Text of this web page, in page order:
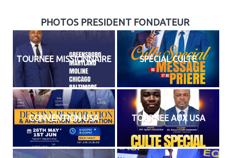
PHOTOS PRESIDENT FONDATEUR
TOURNEE MISSIONNAIRE SPÉCIAL CULTE
CONVENTION USA TOURNEE AUX USA